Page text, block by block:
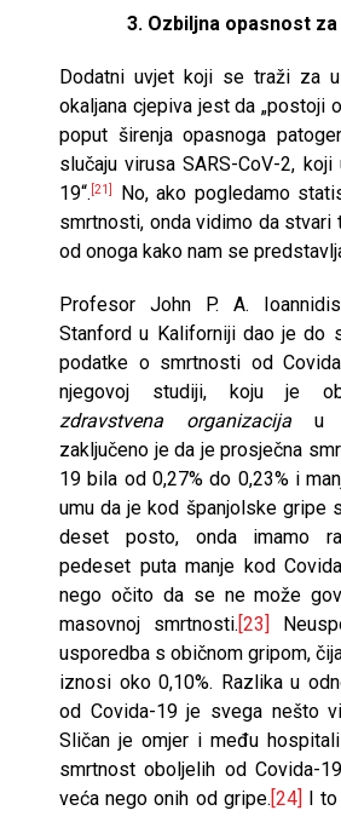
3. Ozbiljna opasnost
Dodatni uvjet koji se traži za
okaljana cjepiva jest da „postoji
poput širenja opasnoga
slučaju virusa SARS-CoV-2, koji
19“. [21]
No, ako pogledamo
smrtnosti, onda vidimo da stvari
od onoga kako nam se
Profesor John P. A.
Stanford u Kaliforniji dao je do
podatke o smrtnosti od
njegovoj studiji, koju je
zdravstvena organizacijau
zaključeno je da je prosječna
19 bila od 0,27% do 0,23% i
umu da je kod španjolske gripe
deset posto, onda imamo
pedeset puta manje kod
nego očito da se ne može
masovnoj smrtnosti.[23]
usporedba s običnom gripom,
iznosi oko 0,10%. Razlika u
od Covida-19 je svega nešto
Sličan je omjer i među
smrtnost oboljelih od Covida-
veća nego onih od gripe.[24] I to